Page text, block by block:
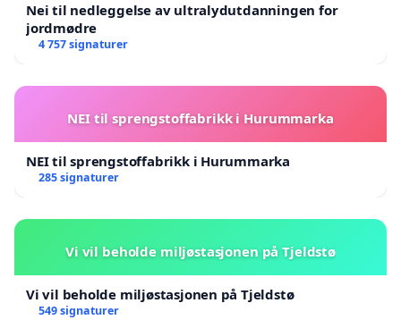
Nei til nedleggelse av ultralydutdanningen for
jordmødre
4 757 signaturer
NEI til sprengstoffabrikk i Hurummarka
NEI til sprengstoffabrikk i Hurummarka
285 signaturer
Vi vil beholde miljøstasjonen på Tjeldstø
Vi vil beholde miljøstasjonen på Tjeldstø
549 signaturer